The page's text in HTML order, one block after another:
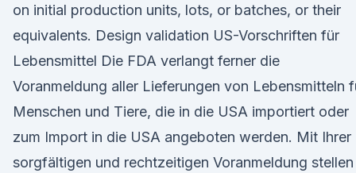
on initial production units, lots, or batches, or their
equivalents. Design validation US-Vorschriften für
Lebensmittel Die FDA verlangt ferner die
Voranmeldung aller Lieferungen von Lebensmitteln
Menschen und Tiere, die in die USA importiert oder
zum Import in die USA angeboten werden. Mit Ihrer
sorgfältigen und rechtzeitigen Voranmeldung stellen